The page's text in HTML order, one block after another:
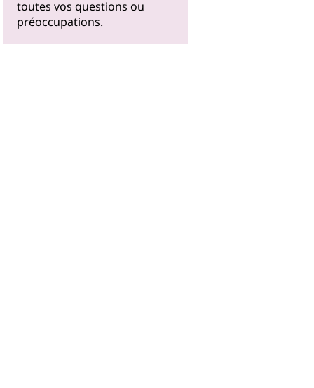
toutes vos questions ou
préoccupations.